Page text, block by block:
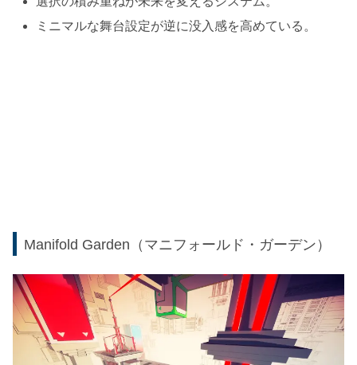
ミニマルな舞台設定が逆に没入感を高めている。
Manifold Garden（マニフォールド・ガーデン）